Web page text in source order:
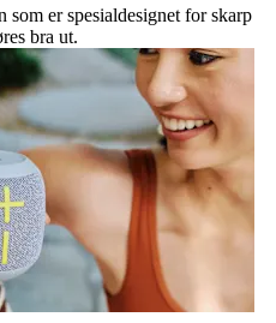
som er spesialdesignet for skarp
bra ut.